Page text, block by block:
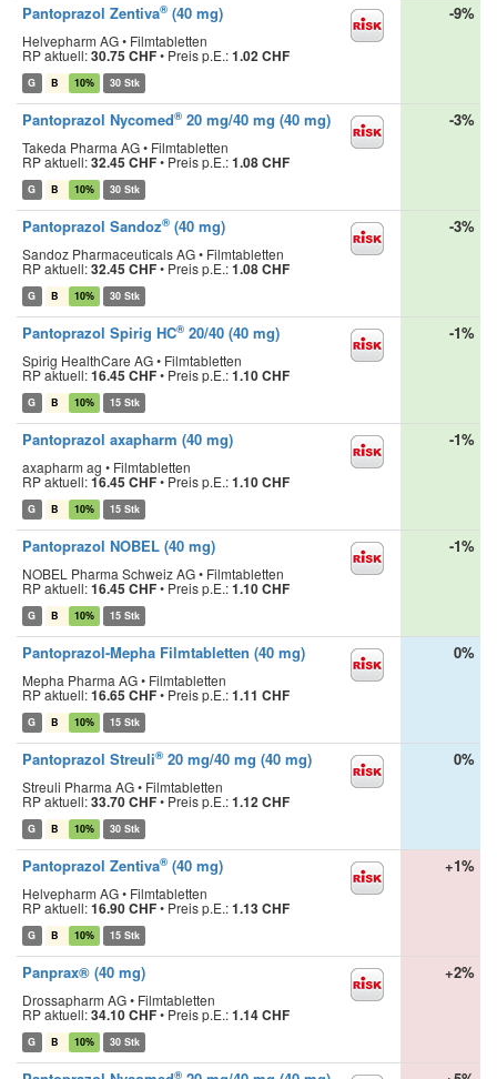
Pantoprazol Zentiva® (40 mg)
Helvepharm AG • Filmtabletten
RP aktuell:30.75 CHF• Preis p.E.:1.02 CHF
G B 10% 30 Stk
-9%
Pantoprazol Nycomed® 20 mg/40 mg (40 mg)
Takeda Pharma AG • Filmtabletten
RP aktuell:32.45 CHF• Preis p.E.:1.08 CHF
G B 10% 30 Stk
-3%
Pantoprazol Sandoz® (40 mg)
Sandoz Pharmaceuticals AG • Filmtabletten
RP aktuell:32.45 CHF• Preis p.E.:1.08 CHF
G B 10% 30 Stk
-3%
Pantoprazol Spirig HC® 20/40 (40 mg)
Spirig HealthCare AG • Filmtabletten
RP aktuell:16.45 CHF• Preis p.E.:1.10 CHF
G B 10% 15 Stk
-1%
Pantoprazol axapharm (40 mg)
axapharm ag • Filmtabletten
RP aktuell:16.45 CHF• Preis p.E.:1.10 CHF
G B 10% 15 Stk
-1%
Pantoprazol NOBEL (40 mg)
NOBEL Pharma Schweiz AG • Filmtabletten
RP aktuell:16.45 CHF• Preis p.E.:1.10 CHF
G B 10% 15 Stk
-1%
Pantoprazol-Mepha Filmtabletten (40 mg)
Mepha Pharma AG • Filmtabletten
RP aktuell:16.65 CHF• Preis p.E.:1.11 CHF
G B 10% 15 Stk
0%
Pantoprazol Streuli® 20 mg/40 mg (40 mg)
Streuli Pharma AG • Filmtabletten
RP aktuell:33.70 CHF• Preis p.E.:1.12 CHF
G B 10% 30 Stk
0%
Pantoprazol Zentiva® (40 mg)
Helvepharm AG • Filmtabletten
RP aktuell:16.90 CHF• Preis p.E.:1.13 CHF
G B 10% 15 Stk
+1%
Panprax® (40 mg)
Drossapharm AG • Filmtabletten
RP aktuell:34.10 CHF• Preis p.E.:1.14 CHF
G B 10% 30 Stk
+2%
®